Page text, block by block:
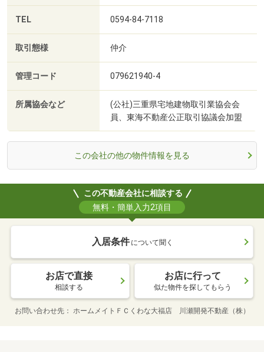
TEL 0594-84-7118
取引態様 仲介
管理コード 079621940-4
所属協会など
(公社)三重県宅地建物取引業協会会
員、東海不動産公正取引協議会加盟
この会社の他の物件情報を見る
この不動産会社に相談する
無料・簡単入力2項目
入居条件 について聞く
お店で直接
相談する
お店に行って
似た物件を探してもらう
お問い合わせ先 ホームメイトＦＣくわな大福店 川瀬開発不動産（株）